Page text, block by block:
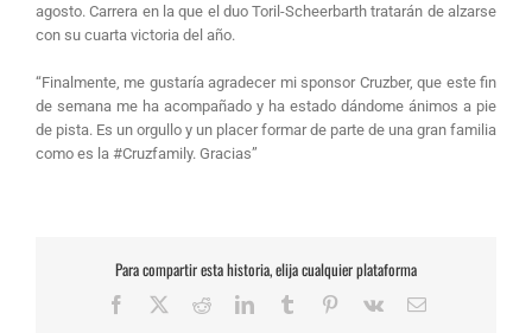
agosto. Carrera en la que el duo Toril-Scheerbarth tratarán de alzarse
con su cuarta victoria del año.
“Finalmente, me gustaría agradecer mi sponsor Cruzber, que este fin
de semana me ha acompañado y ha estado dándome ánimos a pie
de pista. Es un orgullo y un placer formar de parte de una gran familia
como es la #Cruzfamily. Gracias”
Para compartir esta historia, elija cualquier plataforma
Facebook RedditLinkedInTumblr Pinterest
Vk
Correo